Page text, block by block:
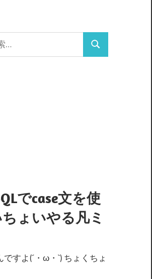
検
でcase文を使
ょいやる凡ミ
すよ(´・ω・`) ちょくちょ